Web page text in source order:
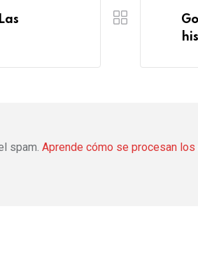
spam. Aprende cómo se procesan